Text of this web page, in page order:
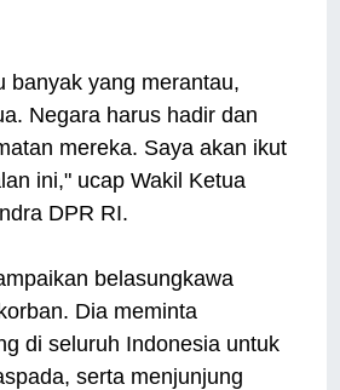
banyak yang merantau,
Negara harus hadir dan
mereka. Saya akan ikut
ini," ucap Wakil Ketua
DPR RI.
belasungkawa
Dia meminta
di seluruh Indonesia untuk
serta menjunjung